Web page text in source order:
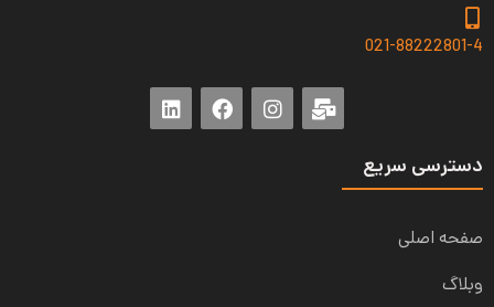
021-88222801-4
دسترسی سریع
صفحه اصلی
وبلاگ